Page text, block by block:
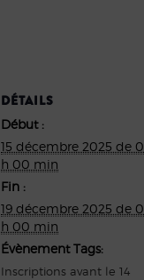
DÉTAILS
Début :
15 décembre 2025 de 0
h 00 min
Fin :
19 décembre 2025 de 0
h 00 min
Évènement Tags:
Inscriptions avant le 14